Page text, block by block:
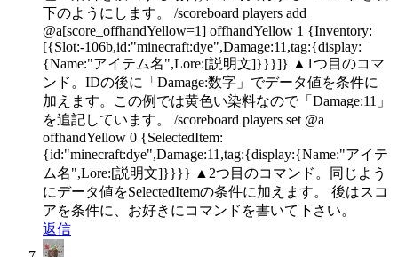
下のようにします。 /scoreboard players add
@a[score_offhandYellow=1] offhandYellow 1 {Inventory:
[{Slot:-106b,id:"minecraft:dye",Damage:11,tag:{display:
{Name:"アイテム名",Lore:[説明文]}}}]} ▲1つ目のコマ
ンド。IDの後に「Damage:数字」でデータ値を条件に
加えます。この例では黄色い染料なので「Damage:11」
を追記しています。 /scoreboard players set @a
offhandYellow 0 {SelectedItem:
{id:"minecraft:dye",Damage:11,tag:{display:{Name:"アイテ
ム名",Lore:[説明文]}}}} ▲2つ目のコマンド。同じよう
にデータ値をSelectedItemの条件に加えます。 後はスコ
アを条件に、お好きにコマンドを書いて下さい。
返信